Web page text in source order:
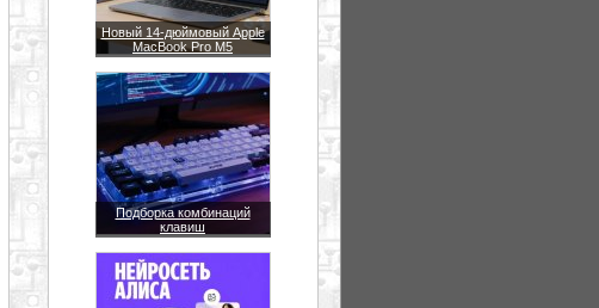
Новый 14-дюймовый Apple
MacBook Pro M5
Подборка комбинаций
клавиш